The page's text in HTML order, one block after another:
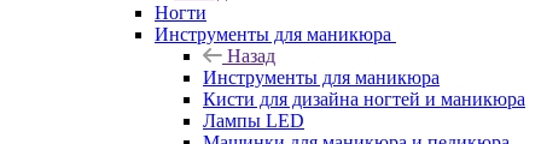
Ногти
Инструменты для маникюра
Назад
Инструменты для маникюра
Кисти для дизайна ногтей и маникюра
Лампы LED